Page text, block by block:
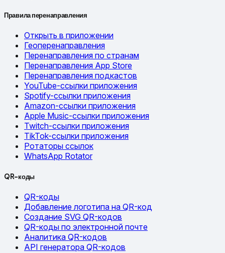
Правила перенаправления
Открыть в приложении
Геоперенаправления
Перенаправления по странам
Перенаправления App Store
Перенаправления подкастов
YouTube-ссылки приложения
Spotify-ссылки приложения
Amazon-ссылки приложения
Apple Music-ссылки приложения
Twitch-ссылки приложения
TikTok-ссылки приложения
Ротаторы ссылок
WhatsApp Rotator
QR-коды
QR-коды
Добавление логотипа на QR-код
Создание SVG QR-кодов
QR-коды по электронной почте
Аналитика QR-кодов
API генератора QR-кодов